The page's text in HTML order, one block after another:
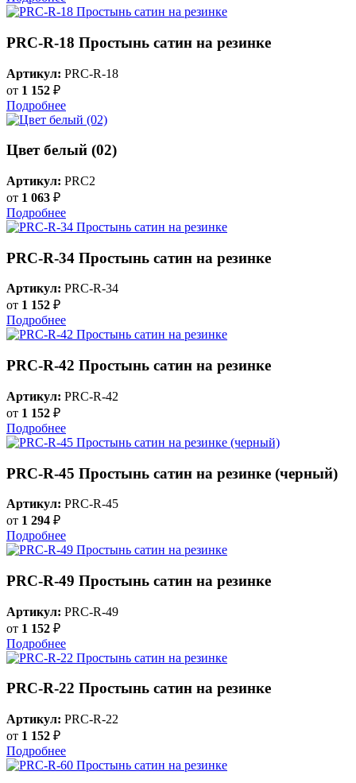
PRC-R-18 Простынь сатин на резинке
Артикул: PRC-R-18
от 1 152 ₽
Подробнее
Цвет белый (02)
Артикул: PRC2
от 1 063 ₽
Подробнее
PRC-R-34 Простынь сатин на резинке
Артикул: PRC-R-34
от 1 152 ₽
Подробнее
PRC-R-42 Простынь сатин на резинке
Артикул: PRC-R-42
от 1 152 ₽
Подробнее
PRC-R-45 Простынь сатин на резинке (черный)
Артикул: PRC-R-45
от 1 294 ₽
Подробнее
PRC-R-49 Простынь сатин на резинке
Артикул: PRC-R-49
от 1 152 ₽
Подробнее
PRC-R-22 Простынь сатин на резинке
Артикул: PRC-R-22
от 1 152 ₽
Подробнее